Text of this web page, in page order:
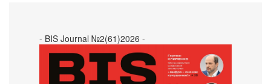
- BIS Journal №2(61)2026 -